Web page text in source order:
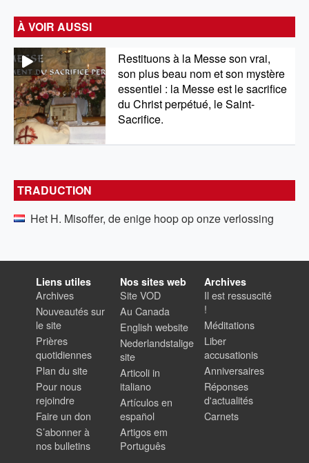
À VOIR AUSSI
Restituons à la Messe son vrai,
son plus beau nom et son mystère
essentiel : la Messe est le sacrifice
du Christ perpétué, le Saint-
Sacrifice.
TRADUCTION
Het H. Misoffer, de enige hoop op onze verlossing
Liens utiles
Archives
Nouveautés sur
le site
Prières
quotidiennes
Plan du site
Pour nous
rejoindre
Faire un don
S’abonner à
nos bulletins
Nos sites web
Site VOD
Au Canada
English website
Nederlandstalige
site
Articoli in
italiano
Artículos en
español
Artigos em
Português
Archives
Il est ressuscité
!
Méditations
Liber
accusationis
Anniversaires
Réponses
d'actualités
Carnets